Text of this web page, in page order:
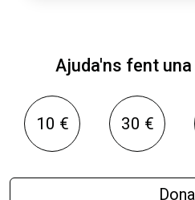
Ajuda'ns fent
10 € 30 €